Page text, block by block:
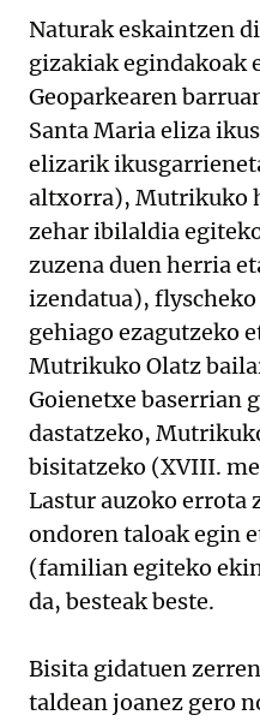
Naturak eskaintzen
gizakiak egindakoak
Geoparkearen
Santa Maria eliza
elizarik
altxorra), Mutrikuko
zehar ibilaldia
zuzena duen herria
izendatua),
gehiago ezagutzeko
Mutrikuko Olatz
Goienetxe baserrian
dastatzeko,
bisitatzeko (XVIII.
Lastur auzoko errota
ondoren taloak egin
(familian egiteko
da, besteak beste.
Bisita gidatuen
taldean joanez gero